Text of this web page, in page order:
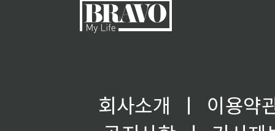
회사소개 ㅣ
이용약